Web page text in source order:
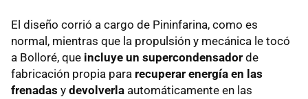
El diseño corrió a cargo de Pininfarina, como es
normal, mientras que la propulsión y mecánica le tocó
a Bolloré, que incluye un supercondensador de
fabricación propia para recuperar energía en las
frenadas y devolverla automáticamente en las